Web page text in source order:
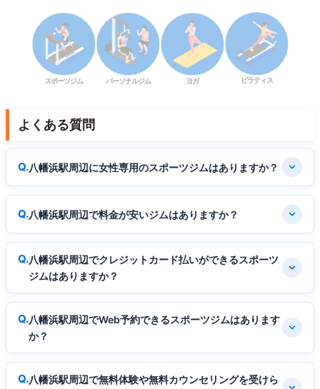
スポーツジム パーソナルジム ヨガ ピラティス
よくある質問
八幡浜駅周辺に女性専用のスポーツジムはありますか？
八幡浜駅周辺で料金が安いジムはありますか？
八幡浜駅周辺でクレジットカード払いができるスポーツ
ジムはありますか？
八幡浜駅周辺でWeb予約できるスポーツジムはあります
か？
八幡浜駅周辺で無料体験や無料カウンセリングを受けら